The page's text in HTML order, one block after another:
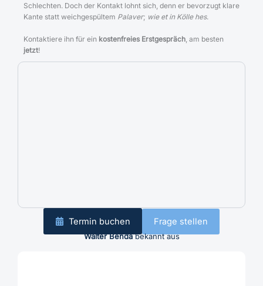
Schlechten. Doch der Kontakt lohnt sich, denn er bevorzugt klare
Kante statt weichgespültem Palaver; wie et in Kölle hes.
Kontaktiere ihn für ein kostenfreies Erstgespräch, am besten
jetzt!
Termin buchen Frage stellen
Walter Bendabekannt aus